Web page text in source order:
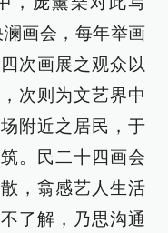
画会，每年举画
次画展之观众以
次则为文艺界中
附近之居民，于
。民二十四画会
，翕感艺人生活
了解，乃思沟通